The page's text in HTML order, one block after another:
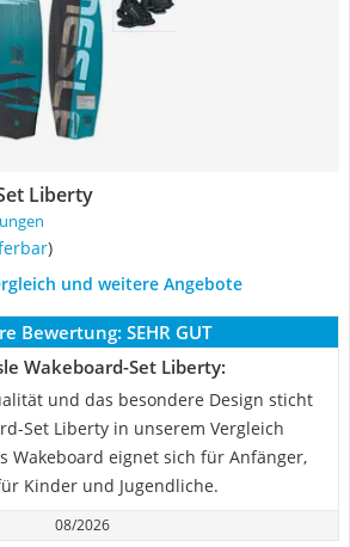
Liberty
)
und weitere Angebote
Bewertung: SEHR GUT
Wakeboard-Set Liberty:
und das besondere Design sticht
Set Liberty in unserem Vergleich
Wakeboard eignet sich für Anfänger,
Kinder und Jugendliche.
08/2026